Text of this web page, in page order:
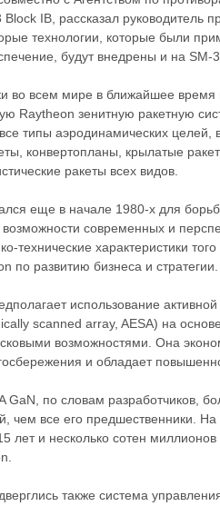
Block IB, рассказал
технологии, которые были
будут внедрены и на SM-3
во всем мире в ближайшее время
Raytheon зенитную ракетную
типы аэродинамических целей,
конвертопланы, крылатые
ракеты всех видов.
еще в начале 1980-х для
современных и
технические характеристики
по развитию бизнеса и стратегии.
использование
scanned array, AESA) на
возможностями. Она
и обладает
GaN, по словам разработчиков,
чем все его предшественники.
лет и несколько сотен
также система